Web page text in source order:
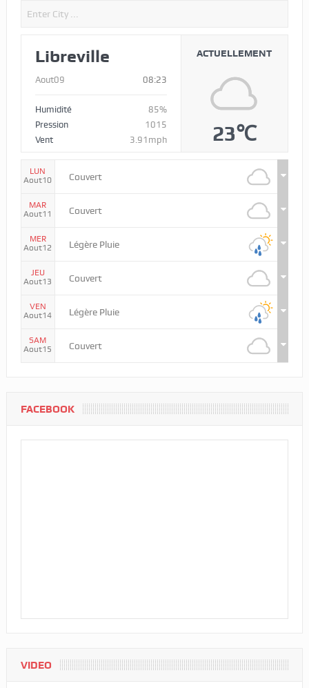
Libreville
Aout09 08:23
Humidité
85%
Pression
1015
Vent
3.91mph
ACTUELLEMENT
23℃
LUN
Aout10
Couvert
MAR
Aout11
Couvert
MER
Aout12
Légère Pluie
JEU
Aout13
Couvert
VEN
Aout14
Légère Pluie
SAM
Aout15
Couvert
FACEBOOK
VIDEO